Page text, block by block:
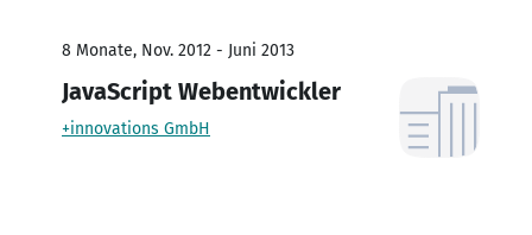
8 Monate, Nov. 2012 - Juni 2013
JavaScript Webentwickler
+innovations GmbH